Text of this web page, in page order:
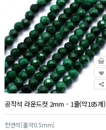
공작석 라운드컷 2mm - 1줄(약185개)
천연석[홀약0.5mm]